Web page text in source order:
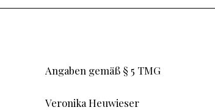
Angaben gemäß § 5 TMG
Veronika Heuwieser